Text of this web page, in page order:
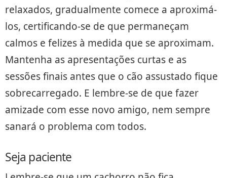
relaxados, gradualmente comece a aproximá-
los, certificando-se de que permaneçam
calmos e felizes à medida que se aproximam.
Mantenha as apresentações curtas e as
sessões finais antes que o cão assustado fique
sobrecarregado. E lembre-se de que fazer
amizade com esse novo amigo, nem sempre
sanará o problema com todos.
Seja paciente